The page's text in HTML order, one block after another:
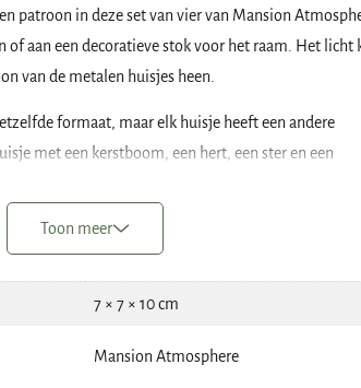
patroon in deze set van vier van Mansion
of aan een decoratieve stok voor het raam. Het licht
van de metalen huisjes heen.
formaat, maar elk huisje heeft een andere
met een kerstboom, een hert, een ster en een
7 cm breed. Het jute koord is ongeveer 10 cm lang.
Toon meer
7 × 7 × 10 cm
Mansion Atmosphere